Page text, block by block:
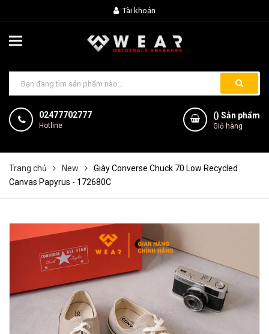
Tài khoản
02477702777
Hotline
() Sản phẩm
Giỏ hàng
Trang chủ New
Giày Converse Chuck 70 Low Recycled
Canvas Papyrus - 172680C